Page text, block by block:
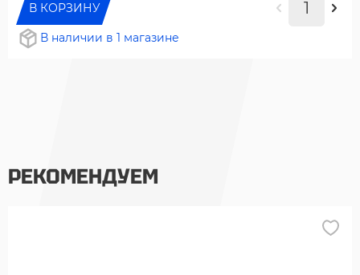
В КОРЗИНУ
В наличии в 1 магазине
РЕКОМЕНДУЕМ